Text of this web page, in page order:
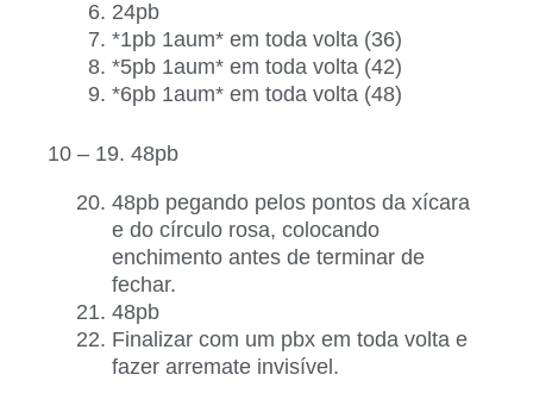
24pb
*1pb 1aum* em toda volta (36)
*5pb 1aum* em toda volta (42)
*6pb 1aum* em toda volta (48)
10 – 19. 48pb
48pb pegando pelos pontos da xícara
e do círculo rosa, colocando
enchimento antes de terminar de
fechar.
48pb
Finalizar com um pbx em toda volta e
fazer arremate invisível.